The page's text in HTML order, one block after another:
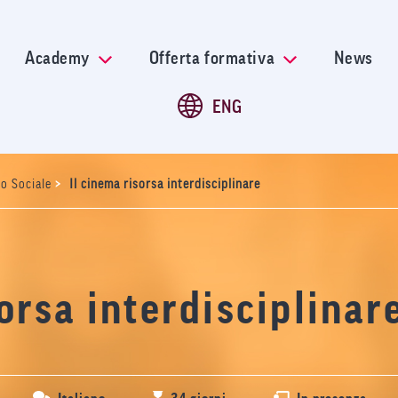
principale
Academy Offerta formativa News
ENG
Sociale > Il cinema risorsa interdisciplinare